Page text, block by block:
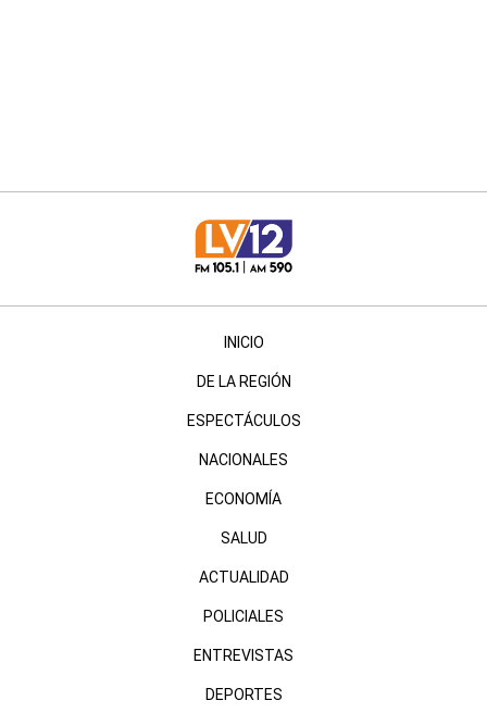
INICIO
DE LA REGIÓN
ESPECTÁCULOS
NACIONALES
ECONOMÍA
SALUD
ACTUALIDAD
POLICIALES
ENTREVISTAS
DEPORTES